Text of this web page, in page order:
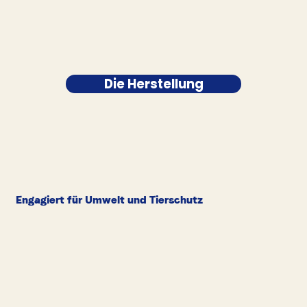
Die Herstellung
Engagiert für Umwelt und Tierschutz